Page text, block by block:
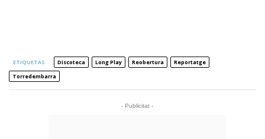
ETIQUETAS Discoteca Long Play Reobertura
Reportatge
Torredembarra
- Publicitat -